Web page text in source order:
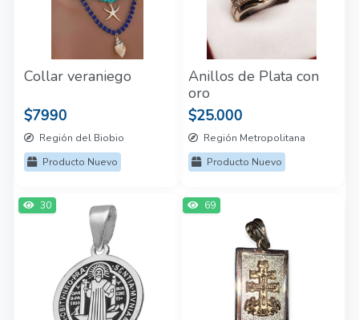
Collar veraniego
$7990
Región del Biobio
Producto Nuevo
Anillos de Plata con
oro
$25.000
Región Metropolitana
Producto Nuevo
30 69